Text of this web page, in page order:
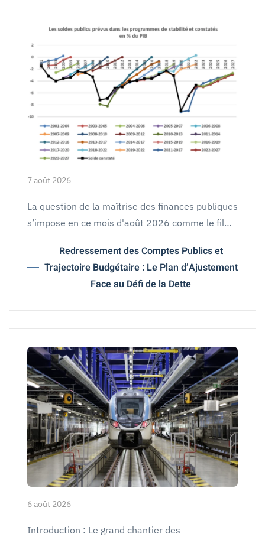
7 août 2026
La question de la maîtrise des finances publiques
s’impose en ce mois d'août 2026 comme le fil…
Redressement des Comptes Publics et
Trajectoire Budgétaire : Le Plan d’Ajustement
Face au Défi de la Dette
6 août 2026
Introduction : Le grand chantier des